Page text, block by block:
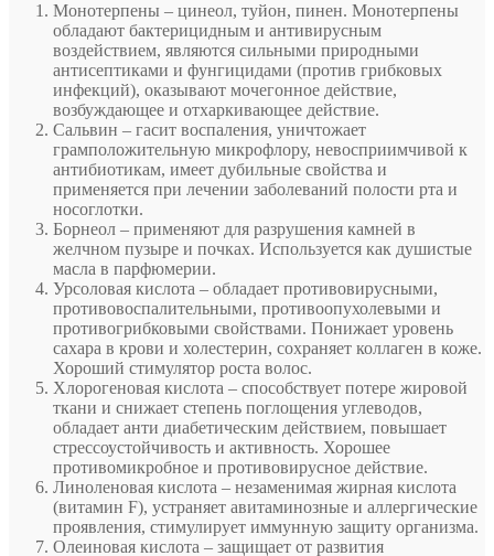
Монотерпены – цинеол, туйон, пинен. Монотерпены
обладают бактерицидным и антивирусным
воздействием, являются сильными природными
антисептиками и фунгицидами (против грибковых
инфекций), оказывают мочегонное действие,
возбуждающее и отхаркивающее действие.
Сальвин – гасит воспаления, уничтожает
грамположительную микрофлору, невосприимчивой к
антибиотикам, имеет дубильные свойства и
применяется при лечении заболеваний полости рта и
носоглотки.
Борнеол – применяют для разрушения камней в
желчном пузыре и почках. Используется как душистые
масла в парфюмерии.
Урсоловая кислота – обладает противовирусными,
противовоспалительными, противоопухолевыми и
противогрибковыми свойствами. Понижает уровень
сахара в крови и холестерин, сохраняет коллаген в коже.
Хороший стимулятор роста волос.
Хлорогеновая кислота – способствует потере жировой
ткани и снижает степень поглощения углеводов,
обладает анти диабетическим действием, повышает
стрессоустойчивость и активность. Хорошее
противомикробное и противовирусное действие.
Линоленовая кислота – незаменимая жирная кислота
(витамин F), устраняет авитаминозные и аллергические
проявления, стимулирует иммунную защиту организма.
Олеиновая кислота – защищает от развития